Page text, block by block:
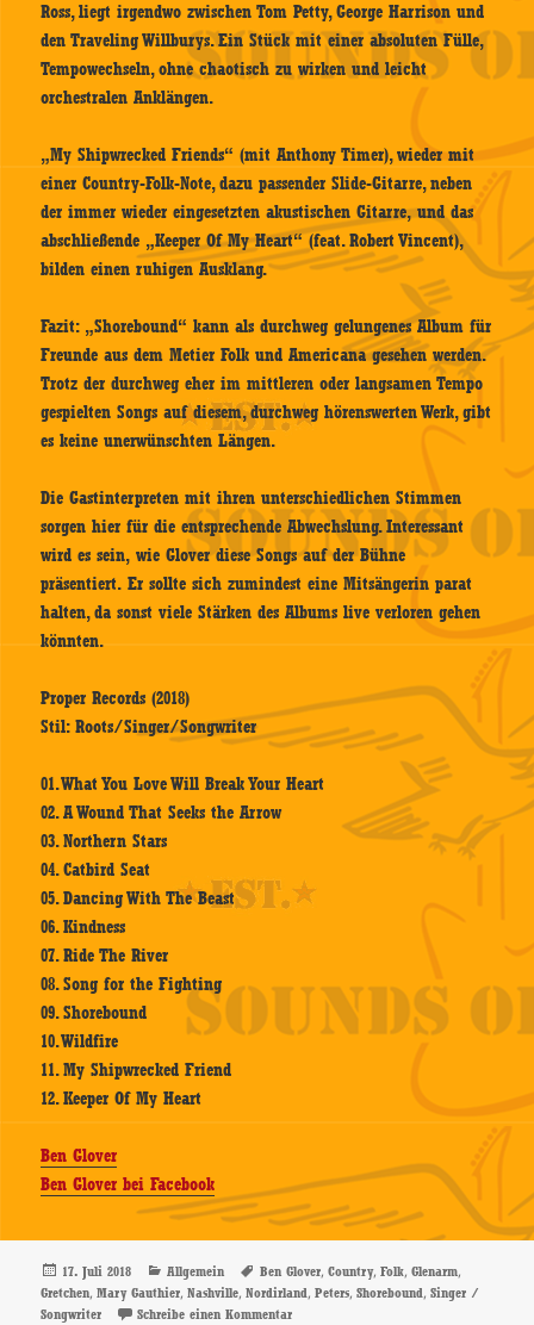
Ross, liegt irgendwo zwischen Tom Petty, George Harrison und
den Traveling Willburys. Ein Stück mit einer absoluten Fülle,
Tempowechseln, ohne chaotisch zu wirken und leicht
orchestralen Anklängen.
„My Shipwrecked Friends“ (mit Anthony Timer), wieder mit
einer Country-Folk-Note, dazu passender Slide-Gitarre, neben
der immer wieder eingesetzten akustischen Gitarre, und das
abschließende „Keeper Of My Heart“ (feat. Robert Vincent),
bilden einen ruhigen Ausklang.
Fazit: „Shorebound“ kann als durchweg gelungenes Album für
Freunde aus dem Metier Folk und Americana gesehen werden.
Trotz der durchweg eher im mittleren oder langsamen Tempo
gespielten Songs auf diesem, durchweg hörenswerten Werk, gibt
es keine unerwünschten Längen.
Die Gastinterpreten mit ihren unterschiedlichen Stimmen
sorgen hier für die entsprechende Abwechslung. Interessant
wird es sein, wie Glover diese Songs auf der Bühne
präsentiert. Er sollte sich zumindest eine Mitsängerin parat
halten, da sonst viele Stärken des Albums live verloren gehen
könnten.
Proper Records (2018)
Stil: Roots/Singer/Songwriter
01. What You Love Will Break Your Heart
02. A Wound That Seeks the Arrow
03. Northern Stars
04. Catbird Seat
05. Dancing With The Beast
06. Kindness
07. Ride The River
08. Song for the Fighting
09. Shorebound
10. Wildfire
11. My Shipwrecked Friend
12. Keeper Of My Heart
Ben Glover
Ben Glover bei Facebook
Veröffentlicht
am
17. Juli 2018 Kategorien
Allgemein Schlagwörter
Ben Glover,Country,Folk,Glenarm,
Gretchen,Mary Gauthier,Nashville,Nordirland,Peters,Shorebound,Singer /
Songwriter
Schreibe einen Kommentarzu Ben Glover – Shorebound – CD-Review